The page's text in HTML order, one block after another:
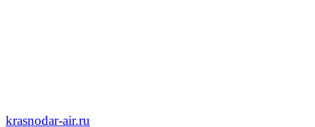
krasnodar-air.ru